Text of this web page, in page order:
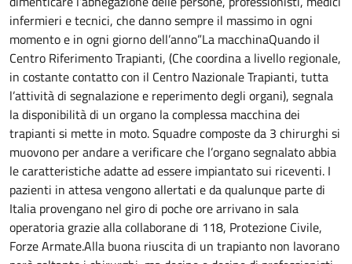
infermieri e tecnici, che danno sempre il massimo in ogni
momento e in ogni giorno dell’anno”La macchinaQuando il
Centro Riferimento Trapianti, (Che coordina a livello regionale,
in costante contatto con il Centro Nazionale Trapianti, tutta
l’attività di segnalazione e reperimento degli organi), segnala
la disponibilità di un organo la complessa macchina dei
trapianti si mette in moto. Squadre composte da 3 chirurghi si
muovono per andare a verificare che l’organo segnalato abbia
le caratteristiche adatte ad essere impiantato sui riceventi. I
pazienti in attesa vengono allertati e da qualunque parte di
Italia provengano nel giro di poche ore arrivano in sala
operatoria grazie alla collaborane di 118, Protezione Civile,
Forze Armate.Alla buona riuscita di un trapianto non lavorano